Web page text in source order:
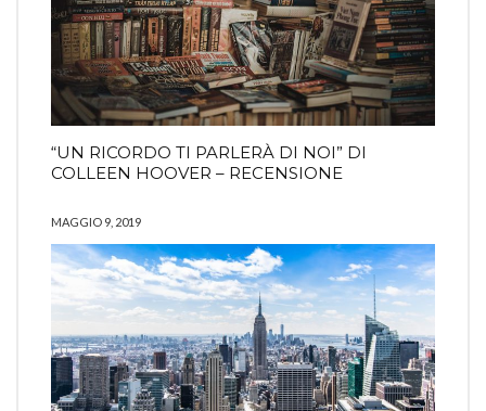
“UN RICORDO TI PARLERÀ DI NOI” DI
COLLEEN HOOVER – RECENSIONE
MAGGIO 9, 2019